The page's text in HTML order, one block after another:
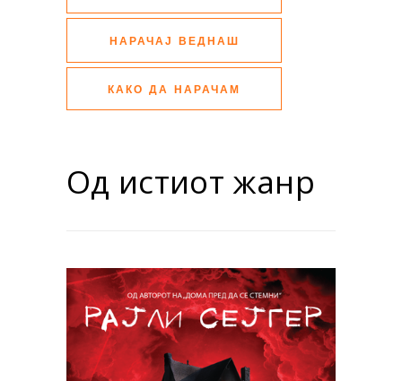
НАРАЧАЈ ВЕДНАШ
КАКО ДА НАРАЧАМ
Од истиот жанр